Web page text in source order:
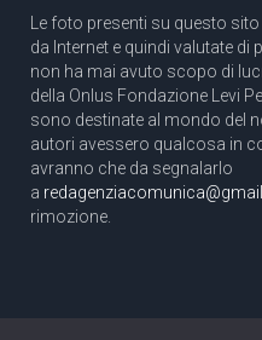
Le foto presenti su questo
da Internet e quindi valutate
non ha mai avuto scopo di
della Onlus Fondazione Levi
sono destinate al mondo del
autori avessero qualcosa in
avranno che da segnalarlo
a
rimozione.